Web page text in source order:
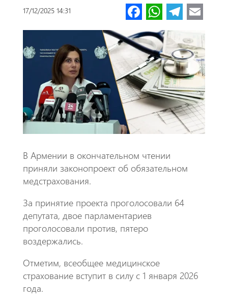
17/12/2025 14:31 Fa
ce
b
o
o
k
W
h
at
s
A
p
p
Te
gr
a
m
ail
В Армении в окончательном чтении
приняли законопроект об обязательном
медстрахования.
За принятие проекта проголосовали 64
депутата, двое парламентариев
проголосовали против, пятеро
воздержались.
Отметим, всеобщее медицинское
страхование вступит в силу с 1 января 2026
года.